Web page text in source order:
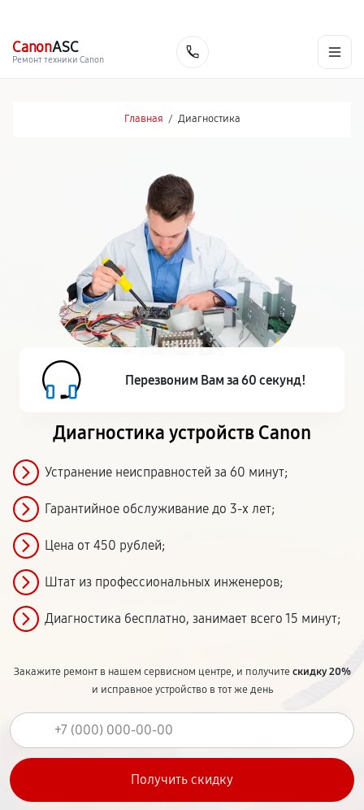
CanonASC
Ремонт техники Canon
Главная / Диагностика
Диагностика устройств Canon
Устранение неисправностей за 60 минут;
Гарантийное обслуживание до 3-х лет;
Цена от 450 рублей;
Штат из профессиональных инженеров;
Диагностика бесплатно, занимает всего 15 минут;
Закажите ремонт в нашем сервисном центре, и получитескидку 20%
и исправное устройство в тот же день
Перезвоним Вам за 60 секунд!